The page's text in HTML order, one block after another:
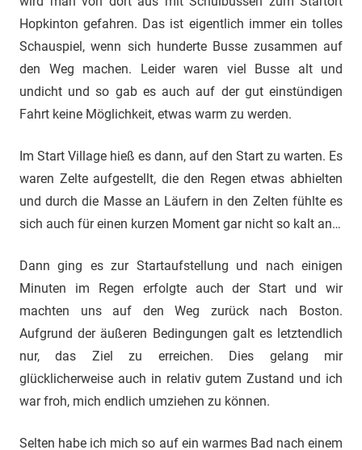
Hopkinton gefahren. Das ist eigentlich immer ein tolles
Schauspiel, wenn sich hunderte Busse zusammen auf
den Weg machen. Leider waren viel Busse alt und
undicht und so gab es auch auf der gut einstündigen
Fahrt keine Möglichkeit, etwas warm zu werden.
Im Start Village hieß es dann, auf den Start zu warten. Es
waren Zelte aufgestellt, die den Regen etwas abhielten
und durch die Masse an Läufern in den Zelten fühlte es
sich auch für einen kurzen Moment gar nicht so kalt an…
Dann ging es zur Startaufstellung und nach einigen
Minuten im Regen erfolgte auch der Start und wir
machten uns auf den Weg zurück nach Boston.
Aufgrund der äußeren Bedingungen galt es letztendlich
nur, das Ziel zu erreichen. Dies gelang mir
glücklicherweise auch in relativ gutem Zustand und ich
war froh, mich endlich umziehen zu können.
Selten habe ich mich so auf ein warmes Bad nach einem